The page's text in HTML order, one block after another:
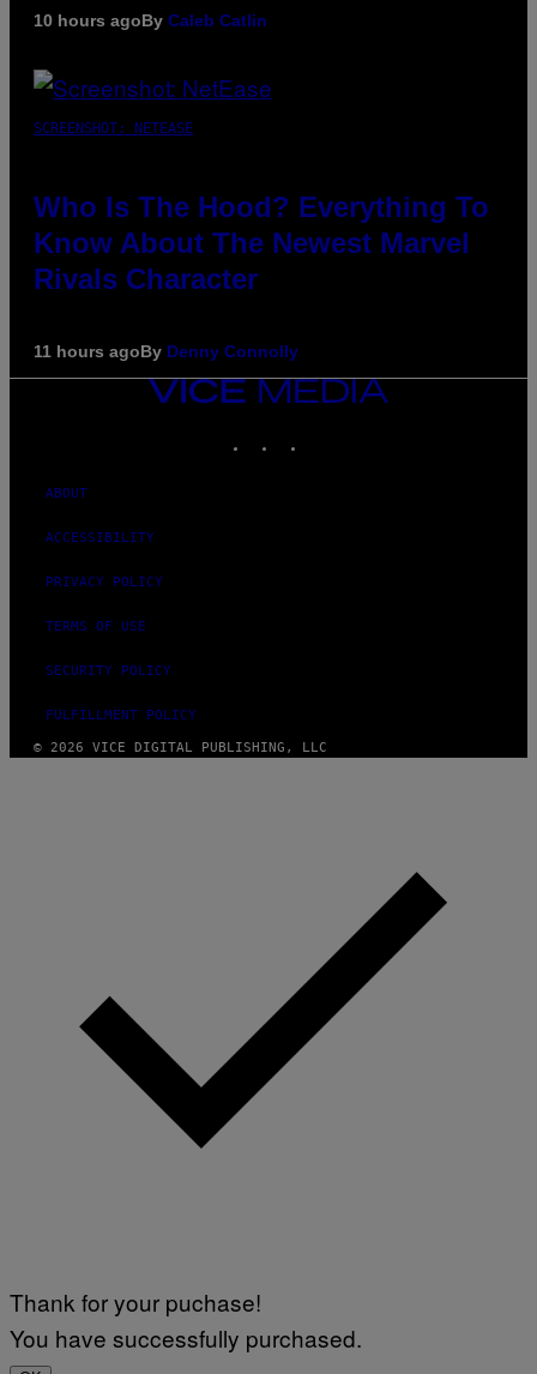
10 hours agoBy Caleb Catlin
SCREENSHOT: NETEASE
Who Is The Hood? Everything To
Know About The Newest Marvel
Rivals Character
11 hours agoBy Denny Connolly
VICE
ABOUT
ACCESSIBILITY
PRIVACY POLICY
TERMS OF USE
SECURITY POLICY
FULFILLMENT POLICY
© 2026 VICE DIGITAL PUBLISHING, LLC
Thank for your puchase!
You have successfully purchased.